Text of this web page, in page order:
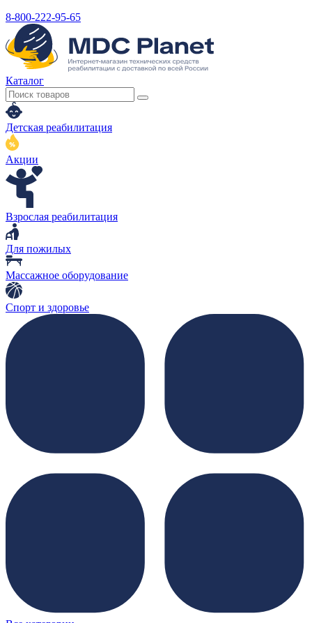
8-800-222-95-65
Каталог
Детская реабилитация
Акции
Взрослая реабилитация
Для пожилых
Массажное оборудование
Спорт и здоровье